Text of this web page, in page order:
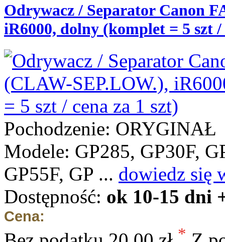
Odrywacz / Separator Canon
iR6000, dolny (komplet = 5 szt /
Pochodzenie: ORYGINAŁ
Modele: GP285, GP30F,
GP55F, GP ... dowiedz się
Dostępność: ok 10-15 dni
Cena:
*